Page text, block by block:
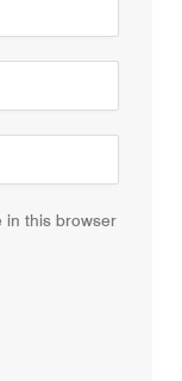
in this browser